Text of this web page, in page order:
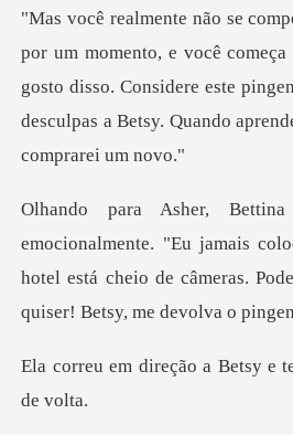
por um momento, e você
gosto disso. Considere este pingen
amais
hotel está cheio de câmeras.
a Betsy e